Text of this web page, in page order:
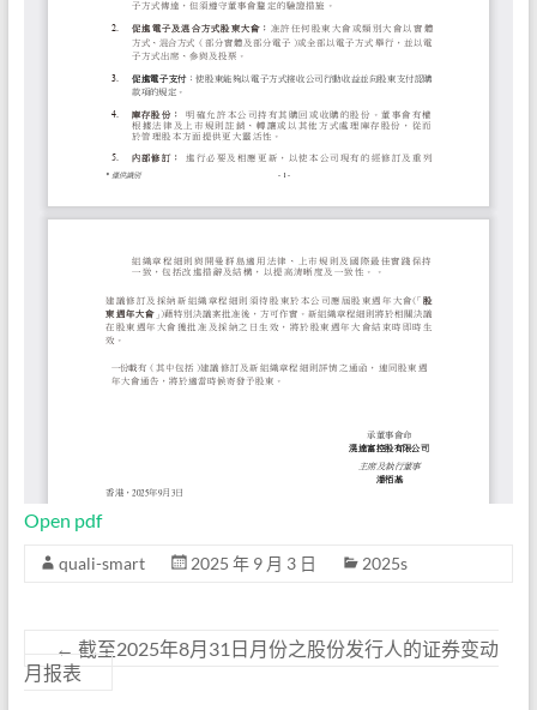
Open pdf
quali-smart 2025 年 9 月 3 日 2025s
← 截至2025年8月31日月份之股份发行人的证券变动
月报表